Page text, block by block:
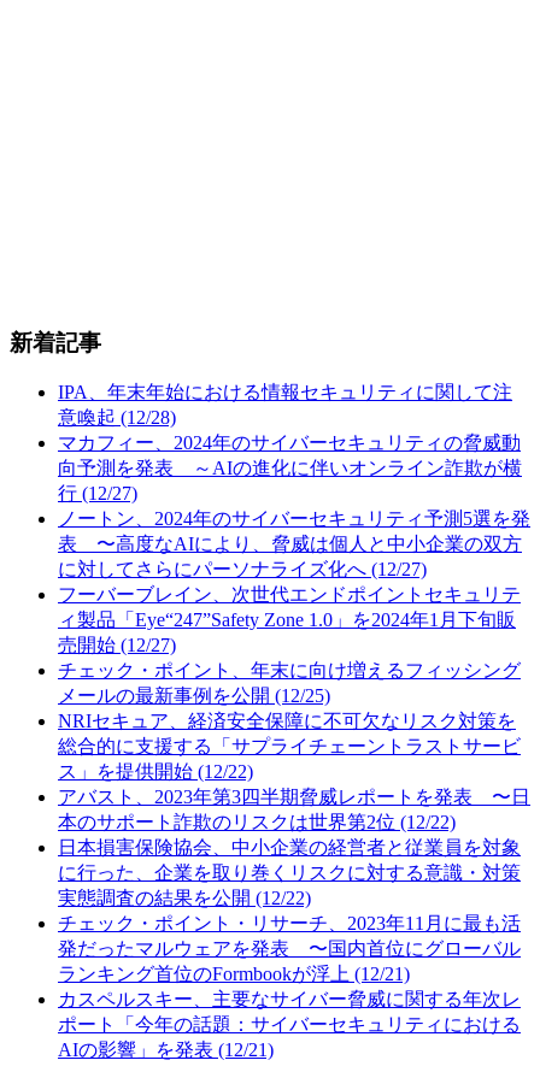
新着記事
IPA、年末年始における情報セキュリティに関して注
意喚起 (12/28)
マカフィー、2024年のサイバーセキュリティの脅威動
向予測を発表 ～AIの進化に伴いオンライン詐欺が横
行 (12/27)
ノートン、2024年のサイバーセキュリティ予測5選を発
表 〜高度なAIにより、脅威は個人と中小企業の双方
に対してさらにパーソナライズ化へ (12/27)
フーバーブレイン、次世代エンドポイントセキュリテ
ィ製品「Eye“247”Safety Zone 1.0」を2024年1月下旬販
売開始 (12/27)
チェック・ポイント、年末に向け増えるフィッシング
メールの最新事例を公開 (12/25)
NRIセキュア、経済安全保障に不可欠なリスク対策を
総合的に支援する「サプライチェーントラストサービ
ス」を提供開始 (12/22)
アバスト、2023年第3四半期脅威レポートを発表 〜日
本のサポート詐欺のリスクは世界第2位 (12/22)
日本損害保険協会、中小企業の経営者と従業員を対象
に行った、企業を取り巻くリスクに対する意識・対策
実態調査の結果を公開 (12/22)
チェック・ポイント・リサーチ、2023年11月に最も活
発だったマルウェアを発表 〜国内首位にグローバル
ランキング首位のFormbookが浮上 (12/21)
カスペルスキー、主要なサイバー脅威に関する年次レ
ポート「今年の話題：サイバーセキュリティにおける
AIの影響」を発表 (12/21)